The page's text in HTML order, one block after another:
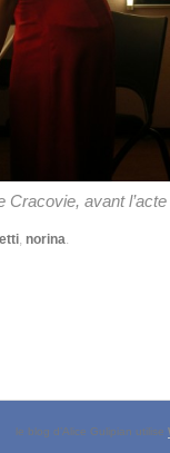
Cracovie, avant
, norina.
le blog d’Alice Gulipian utilise